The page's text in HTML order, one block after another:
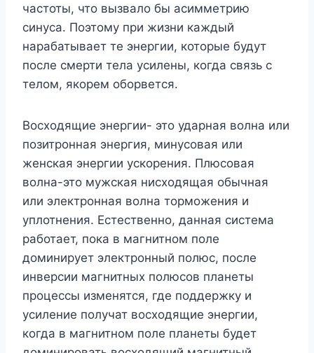
частоты, что вызвало бы асимметрию
синуса. Поэтому при жизни каждый
нарабатывает те энергии, которые будут
после смерти тела усилены, когда связь с
телом, якорем оборвется.
Восходящие энергии- это ударная волна или
позитронная энергия, минусовая или
женская энергии ускорения. Плюсовая
волна-это мужская нисходящая обычная
или электронная волна торможения и
уплотнения. Естественно, данная система
работает, пока в магнитном поле
доминирует электронный полюс, после
инверсии магнитных полюсов планеты
процессы изменятся, где поддержку и
усиление получат восходящие энергии,
когда в магнитном поле планеты будет